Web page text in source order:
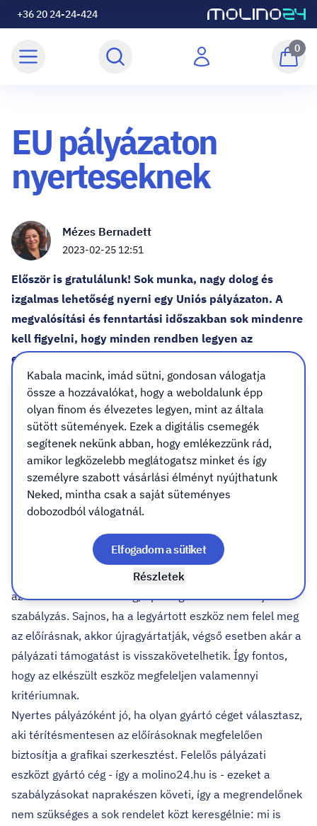
+36 20 24-24-424
0
EU pályázaton
nyerteseknek
Mézes Bernadett
2023-02-25 12:51
Először is gratulálunk! Sok munka, nagy dolog és
izgalmas lehetőség nyerni egy Uniós pályázaton. A
megvalósítási és fenntartási időszakban sok mindenre
kell figyelni, hogy minden rendben legyen az
elszámoláskor. A pályázati kapcsolattartók,
pályázatírók mindig hathatós segítséget nyújtanak ám
a kötelező nyilvánosság biztosításában sok kérdés
merülhet fel.
Projekt fajtától és támogatási összegtől függ, hogy kinek,
milyen kommunikációs felületeken és hogyan kell
megjelennie. A Támogatási szerződésben, de már a
kiírásban is leírják, hogy milyen eszközre kötelezik a
nyertes pályázót.
Valamennyi pályázathoz készül arculati kézikönyv,
melyben az összes fontos előírás rögzítve van. A
logóhasználattól kezdve, a használható betűtípusokon át,
az előírt eszköz méretéig, típusáig mindenre kiterjed a
szabályzás. Sajnos, ha a legyártott eszköz nem felel meg
az előírásnak, akkor újragyártatják, végső esetben akár a
pályázati támogatást is visszakövetelhetik. Így fontos,
hogy az elkészült eszköz megfeleljen valamennyi
kritériumnak.
Nyertes pályázóként jó, ha olyan gyártó céget választasz,
aki térítésmentesen az előírásoknak megfelelően
biztosítja a grafikai szerkesztést. Felelős pályázati
eszközt gyártó cég - így a molino24.hu is - ezeket a
szabályzásokat naprakészen követi, így a megrendelőnek
nem szükséges a sok rendelet közt keresgélnie: mi is
Kabala macink, imád sütni, gondosan válogatja
össze a hozzávalókat, hogy a weboldalunk épp
olyan finom és élvezetes legyen, mint az általa
sütött sütemények. Ezek a digitális csemegék
segítenek nekünk abban, hogy emlékezzünk rád,
amikor legközelebb meglátogatsz minket és így
személyre szabott vásárlási élményt nyújthatunk
Neked, mintha csak a saját süteményes
dobozodból válogatnál.
Részletek
Elfogadom a sütiket